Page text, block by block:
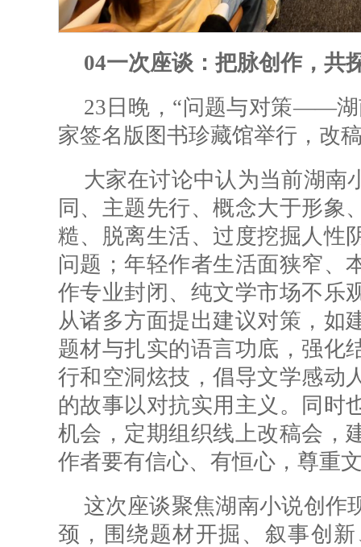
04一次座谈：把脉创作，共
23日晚，“问题与对策——湖
家签名版图书珍藏馆举行，改
大家在讨论中认为当前湖南
同、主题先行、概念大于形象
糙、脱离生活、过度挖掘人性
问题；年轻作者生活面狭窄、
作专业封闭、纯文学市场不乐
从诸多方面提出建议对策，如
题材与扎实的语言功底，强化
行和空洞炫技，倡导文学感动
的故事以对抗实用主义。同时
机会，定期组织线上改稿会，
作者要有信心、有恒心，尊重
这次座谈聚焦湖南小说创作
颈，围绕题材开掘、叙事创